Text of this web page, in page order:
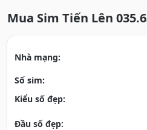
Mua Sim Tiến Lên
Nhà mạng:
Số sim:
Kiểu số đẹp:
Đầu số đẹp: